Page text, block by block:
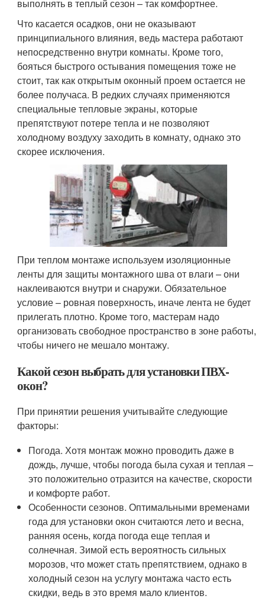
выполнять в теплый сезон – так комфортнее.
Что касается осадков, они не оказывают
принципиального влияния, ведь мастера работают
непосредственно внутри комнаты. Кроме того,
бояться быстрого остывания помещения тоже не
стоит, так как открытым оконный проем остается не
более получаса. В редких случаях применяются
специальные тепловые экраны, которые
препятствуют потере тепла и не позволяют
холодному воздуху заходить в комнату, однако это
скорее исключения.
При теплом монтаже используем изоляционные
ленты для защиты монтажного шва от влаги – они
наклеиваются внутри и снаружи. Обязательное
условие – ровная поверхность, иначе лента не будет
прилегать плотно. Кроме того, мастерам надо
организовать свободное пространство в зоне работы,
чтобы ничего не мешало монтажу.
Какой сезон выбрать для установки ПВХ-
окон?
При принятии решения учитывайте следующие
факторы:
Погода. Хотя монтаж можно проводить даже в
дождь, лучше, чтобы погода была сухая и теплая –
это положительно отразится на качестве, скорости
и комфорте работ.
Особенности сезонов. Оптимальными временами
года для установки окон считаются лето и весна,
ранняя осень, когда погода еще теплая и
солнечная. Зимой есть вероятность сильных
морозов, что может стать препятствием, однако в
холодный сезон на услугу монтажа часто есть
скидки, ведь в это время мало клиентов.